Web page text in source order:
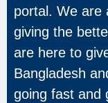
portal. We are
giving the
are here to
Bangladesh
going fast and